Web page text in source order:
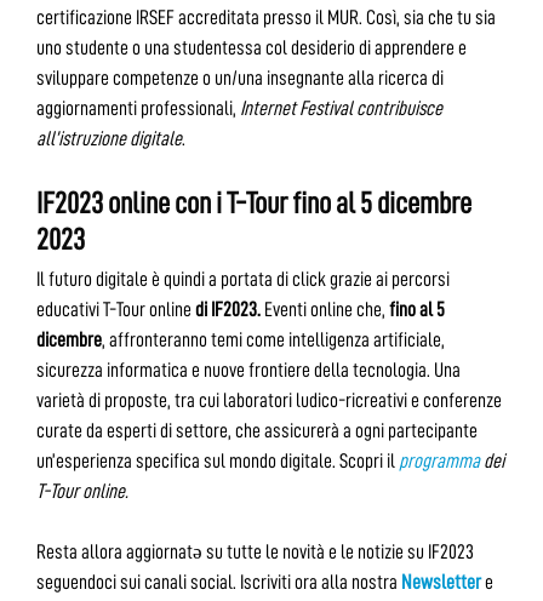
certificazione IRSEF accreditata presso il MUR. Così, sia che tu sia
uno studente o una studentessa col desiderio di apprendere e
sviluppare competenze o un/una insegnante alla ricerca di
aggiornamenti professionali, Internet Festival contribuisce
all’istruzione digitale.
IF2023 online con i T-Tour fino al 5 dicembre
2023
Il futuro digitale è quindi a portata di click grazie ai percorsi
educativi T-Tour online di IF2023. Eventi online che, fino al 5
dicembre, affronteranno temi come intelligenza artificiale,
sicurezza informatica e nuove frontiere della tecnologia. Una
varietà di proposte, tra cui laboratori ludico-ricreativi e conferenze
curate da esperti di settore, che assicurerà a ogni partecipante
un’esperienza specifica sul mondo digitale. Scopri il programmadei
T-Tour online.
Resta allora aggiornatə su tutte le novità e le notizie su IF2023
seguendoci sui canali social. Iscriviti ora alla nostra Newslettere